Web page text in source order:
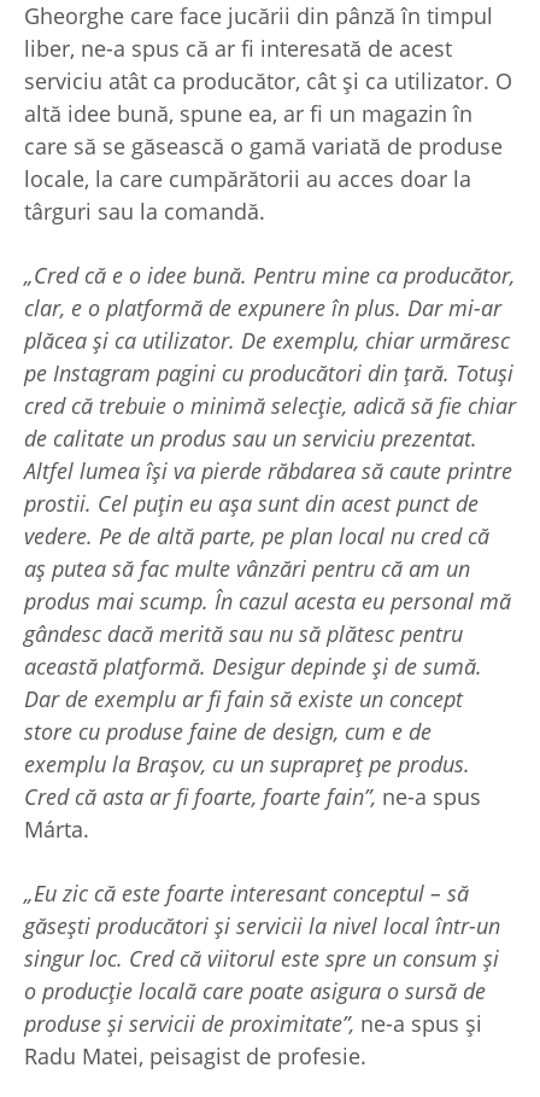
Gheorghe care face jucării din pânză în timpul
liber, ne-a spus că ar fi interesată de acest
serviciu atât ca producător, cât și ca utilizator. O
altă idee bună, spune ea, ar fi un magazin în
care să se găsească o gamă variată de produse
locale, la care cumpărătorii au acces doar la
târguri sau la comandă.
„Cred că e o idee bună. Pentru mine ca producător,
clar, e o platformă de expunere în plus. Dar mi-ar
plăcea și ca utilizator. De exemplu, chiar urmăresc
pe Instagram pagini cu producători din țară. Totuși
cred că trebuie o minimă selecție, adică să fie chiar
de calitate un produs sau un serviciu prezentat.
Altfel lumea își va pierde răbdarea să caute printre
prostii. Cel puțin eu așa sunt din acest punct de
vedere. Pe de altă parte, pe plan local nu cred că
aș putea să fac multe vânzări pentru că am un
produs mai scump. În cazul acesta eu personal mă
gândesc dacă merită sau nu să plătesc pentru
această platformă. Desigur depinde și de sumă.
Dar de exemplu ar fi fain să existe un concept
store cu produse faine de design, cum e de
exemplu la Brașov, cu un suprapreț pe produs.
Cred că asta ar fi foarte, foarte fain”, ne-a spus
Márta.
„Eu zic că este foarte interesant conceptul – să
găsești producători și servicii la nivel local într-un
singur loc. Cred că viitorul este spre un consum și
o producție locală care poate asigura o sursă de
produse și servicii de proximitate”, ne-a spus și
Radu Matei, peisagist de profesie.